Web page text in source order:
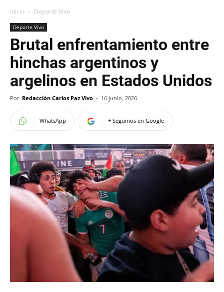
Inicio Deporte Vivo
Deporte Vivo
Brutal enfrentamiento entre
hinchas argentinos y
argelinos en Estados Unidos
Por Redacción Carlos Paz Vivo - 16 junio, 2026
WhatsApp + Seguinos en Google